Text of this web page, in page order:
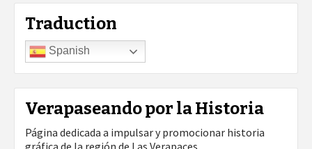
Traduction
Spanish
Verapaseando por la Historia
Página dedicada a impulsar y promocionar historia
gráfica de la región de Las Verapaces.